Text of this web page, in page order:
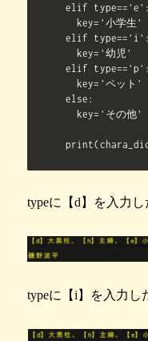
elif type=='e':
  key='小学生'
elif type=='i':
  key='幼児'
elif type=='p':
  key='ペット'
else:
  key='その他'
typeに【d】を入力し
typeに【i】を入力し